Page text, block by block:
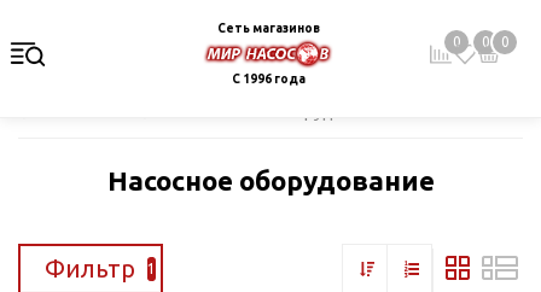
Сеть магазинов
С 1996 года
0 0 0
Насосное оборудование
Фильтр 1